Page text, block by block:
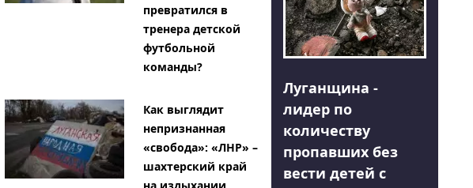
превратился в
тренера детской
футбольной
команды?
Как выглядит
непризнанная
«свобода»: «ЛНР» –
шахтерский край
Луганщина -
лидер по
количеству
пропавших без
вести детей с